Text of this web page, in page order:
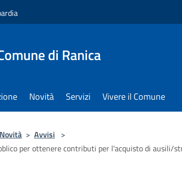
di Ranica
Novità Servizi Vivere il Comune
Novità > Avvisi >
per ottenere contributi per l'acquisto di ausili/